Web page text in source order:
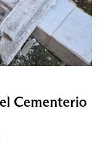
Cementerio